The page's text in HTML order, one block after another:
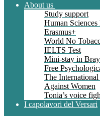
About us
Study support
Human Sciences
Erasmus+
World No
IELTS Test
Mini-stay in Bray
Free
The
Against Women
Tonia’s voice
I capolavori del Versari